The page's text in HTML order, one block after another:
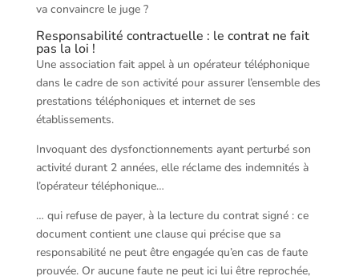
va convaincre le juge ?
Responsabilité contractuelle : le contrat ne fait
pas la loi !
Une association fait appel à un opérateur téléphonique
dans le cadre de son activité pour assurer l’ensemble des
prestations téléphoniques et internet de ses
établissements.
Invoquant des dysfonctionnements ayant perturbé son
activité durant 2 années, elle réclame des indemnités à
l’opérateur téléphonique…
… qui refuse de payer, à la lecture du contrat signé : ce
document contient une clause qui précise que sa
responsabilité ne peut être engagée qu’en cas de faute
prouvée. Or aucune faute ne peut ici lui être reprochée,